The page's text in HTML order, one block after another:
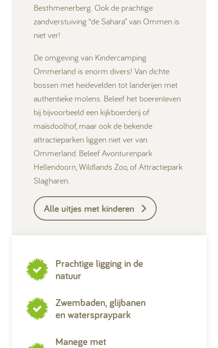
Besthmenerberg. Ook de prachtige
zandverstuiving “de Sahara” van Ommen is
niet ver!
De omgeving van Kindercamping
Ommerland is enorm divers! Van dichte
bossen met heidevelden tot landerijen met
authentieke molens. Beleef het boerenleven
bij bijvoorbeeld een kijkboerderij of
maïsdoolhof, maar ook de bekende
attractieparken liggen niet ver van
Ommerland. Beleef Avonturenpark
Hellendoorn, Wildlands Zoo, of Attractiepark
Slagharen.
Alle uitjes met kinderen
Prachtige ligging in de
natuur
Zwembaden, glijbanen
en waterspraypark
Manege met